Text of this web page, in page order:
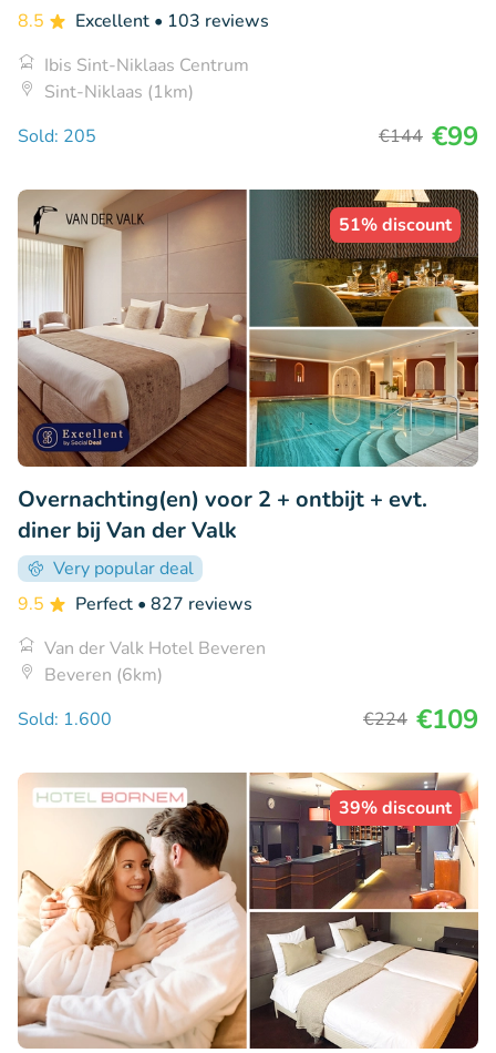
8.5 Excellent • 103 reviews
Ibis Sint-Niklaas Centrum
Sint-Niklaas (1km)
Sold: 205
€144 €99
51% discount
Overnachting(en) voor 2 + ontbijt + evt.
diner bij Van der Valk
Very popular deal
9.5
Perfect • 827 reviews
Van der Valk Hotel Beveren
Beveren (6km)
Sold: 1.600
€224 €109
39% discount